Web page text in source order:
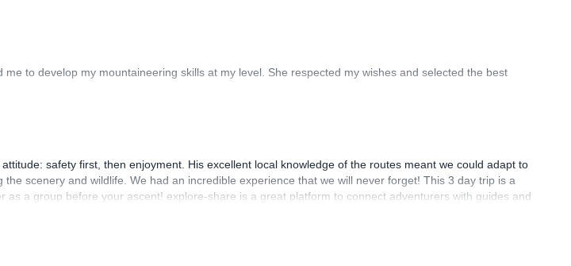
to develop my mountaineering skills at my level. She respected my wishes and selected the best
safety first, then enjoyment. His excellent local knowledge of the routes meant we could adapt to
scenery and wildlife. We had an incredible experience that we will never forget! This 3 day trip is a
a group before your ascent! explore-share is a great platform to connect adventurers with guides and
us